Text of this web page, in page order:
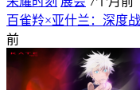
百雀羚×亚什兰：深度
前